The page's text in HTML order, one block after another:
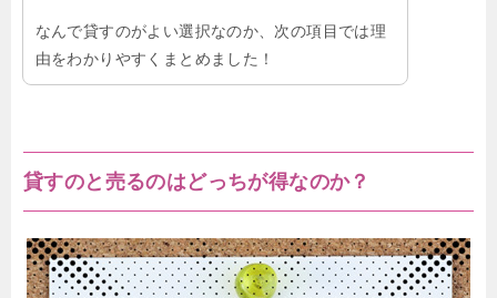
なんで貸すのがよい選択なのか、次の項目では理
由をわかりやすくまとめました！
貸すのと売るのはどっちが得なのか？